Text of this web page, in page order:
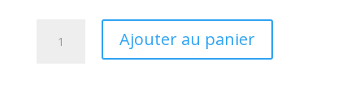
Ajouter au panier